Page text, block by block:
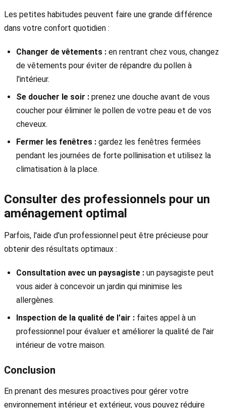
Les petites habitudes peuvent faire une grande différence
dans votre confort quotidien :
Changer de vêtements : en rentrant chez vous, changez
de vêtements pour éviter de répandre du pollen à
l'intérieur.
Se doucher le soir : prenez une douche avant de vous
coucher pour éliminer le pollen de votre peau et de vos
cheveux.
Fermer les fenêtres : gardez les fenêtres fermées
pendant les journées de forte pollinisation et utilisez la
climatisation à la place.
Consulter des professionnels pour un
aménagement optimal
Parfois, l'aide d'un professionnel peut être précieuse pour
obtenir des résultats optimaux :
Consultation avec un paysagiste : un paysagiste peut
vous aider à concevoir un jardin qui minimise les
allergènes.
Inspection de la qualité de l'air : faites appel à un
professionnel pour évaluer et améliorer la qualité de l'air
intérieur de votre maison.
Conclusion
En prenant des mesures proactives pour gérer votre
environnement intérieur et extérieur, vous pouvez réduire